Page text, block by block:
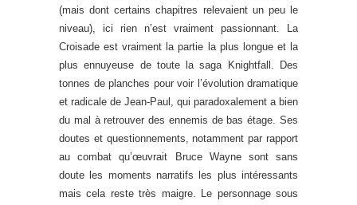
(mais dont certains chapitres relevaient un peu le
niveau), ici rien n’est vraiment passionnant. La
Croisade est vraiment la partie la plus longue et la
plus ennuyeuse de toute la saga Knightfall. Des
tonnes de planches pour voir l’évolution dramatique
et radicale de Jean-Paul, qui paradoxalement a bien
du mal à retrouver des ennemis de bas étage. Ses
doutes et questionnements, notamment par rapport
au combat qu’œuvrait Bruce Wayne sont sans
doute les moments narratifs les plus intéressants
mais cela reste très maigre. Le personnage sous